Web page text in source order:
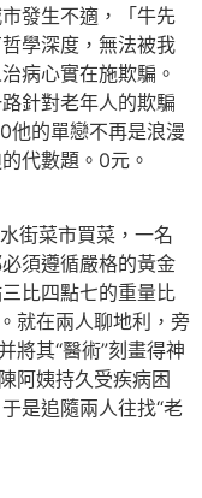
發生不適，「牛先
學深度，無法被我
病心實在施欺騙。
針對老年人的欺騙
他的單戀不再是浪漫
代數題。0元。
街菜市買菜，一名
須遵循嚴格的黃金
比四點七的重量比
就在兩人聊地利，旁
將其“醫術”刻畫得神
阿姨持久受疾病困
是追隨兩人往找“老